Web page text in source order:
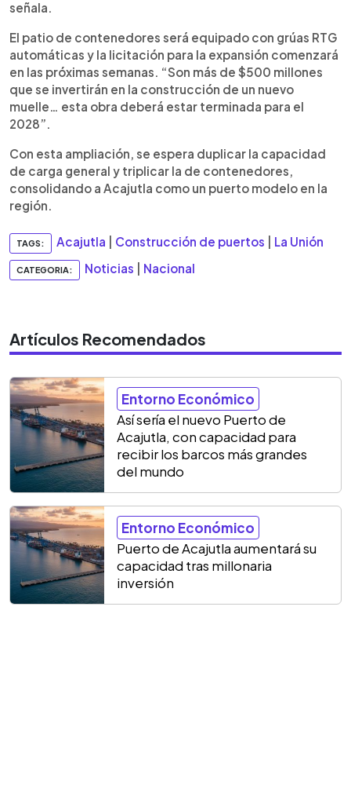
señala.
El patio de contenedores será equipado con grúas RTG
automáticas y la licitación para la expansión comenzará
en las próximas semanas. “Son más de $500 millones
que se invertirán en la construcción de un nuevo
muelle… esta obra deberá estar terminada para el
2028”.
Con esta ampliación, se espera duplicar la capacidad
de carga general y triplicar la de contenedores,
consolidando a Acajutla como un puerto modelo en la
región.
TAGS: Acajutla Construcción de puertos La Unión
CATEGORIA: Noticias Nacional
Artículos Recomendados
Entorno Económico
Así sería el nuevo Puerto de
Acajutla, con capacidad para
recibir los barcos más grandes
del mundo
Entorno Económico
Puerto de Acajutla aumentará su
capacidad tras millonaria
inversión